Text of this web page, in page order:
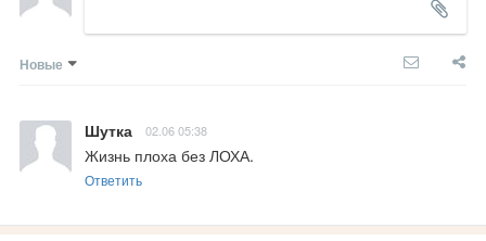
Новые
Шутка 02.06 05:38
Жизнь плоха без ЛОХА.
Ответить